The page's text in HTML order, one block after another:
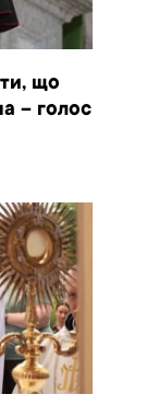
що
– голос